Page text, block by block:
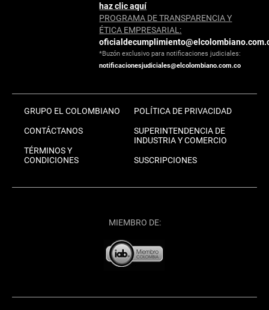
haz clic aquí
PROGRAMA DE TRANSPARENCIA Y
ÉTICA EMPRESARIAL:
*Buzón exclusivo para notificaciones judiciales:
notificacionesjudiciales@elcolombiano.com.co
GRUPO EL COLOMBIANO
CONTÁCTANOS
TÉRMINOS Y
CONDICIONES
POLÍTICA DE PRIVACIDAD
SUPERINTENDENCIA DE
INDUSTRIA Y COMERCIO
SUSCRIPCIONES
MIEMBRO DE: